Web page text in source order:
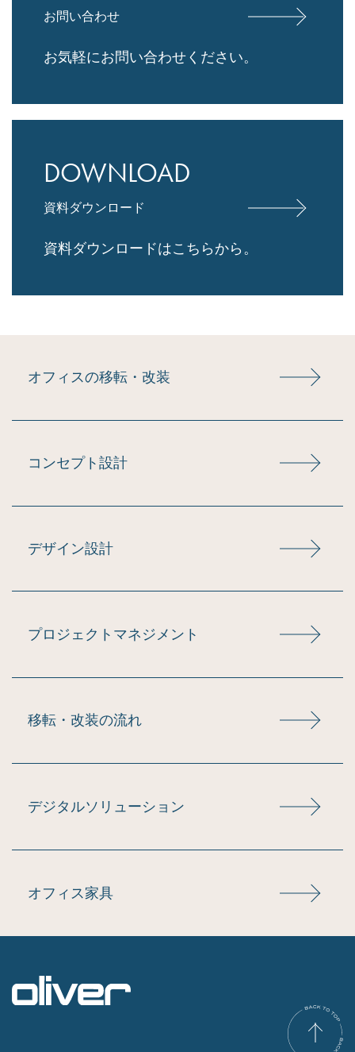
お問い合わせ
お気軽にお問い合わせください。
DOWNLOAD
資料ダウンロード
資料ダウンロードはこちらから。
オフィスの移転・改装
コンセプト設計
デザイン設計
プロジェクトマネジメント
移転・改装の流れ
デジタルソリューション
オフィス家具